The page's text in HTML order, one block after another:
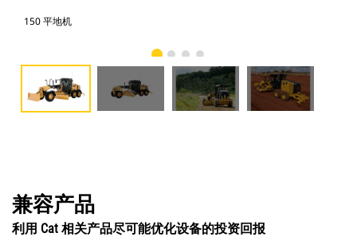
150 平地机
兼容产品
利用 Cat 相关产品尽可能优化设备的投资回报